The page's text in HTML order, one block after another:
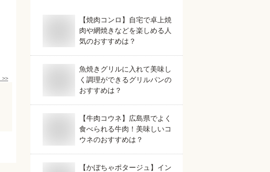
>>
【焼肉コンロ】自宅で卓上焼
肉や網焼きなどを楽しめる人
気のおすすめは？
魚焼きグリルに入れて美味し
く調理ができるグリルパンの
おすすめは？
【牛肉コウネ】広島県でよく
食べられる牛肉！美味しいコ
ウネのおすすめは？
【かぼちゃポタージュ】イン